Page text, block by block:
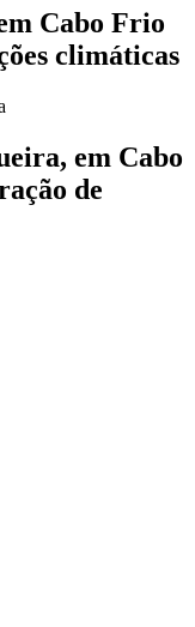
Cabo Frio
climáticas
em Cabo
de